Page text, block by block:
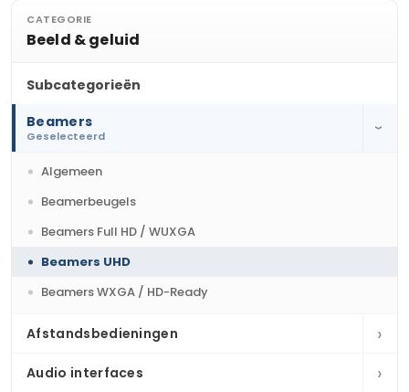
CATEGORIE
Beeld & geluid
Subcategorieën
Beamers
Geselecteerd
›
Algemeen
Beamerbeugels
Beamers Full HD / WUXGA
Beamers UHD
Beamers WXGA / HD-Ready
Afstandsbedieningen ›
Audio interfaces ›